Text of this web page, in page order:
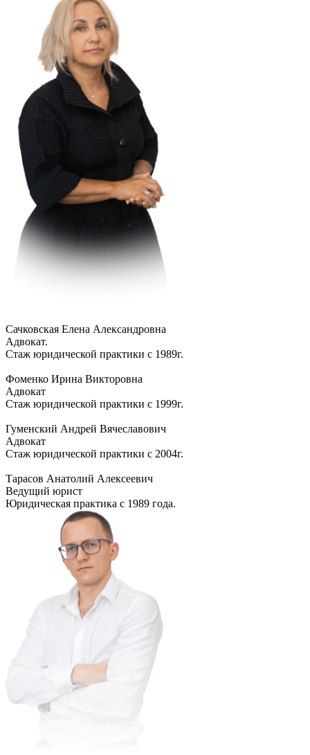
Сачковская Елена Александровна
Адвокат.
Стаж юридической практики с 1989г.
Фоменко Ирина Викторовна
Адвокат
Стаж юридической практики с 1999г.
Гуменский Андрей Вячеславович
Адвокат
Стаж юридической практики с 2004г.
Тарасов Анатолий Алексеевич
Ведущий юрист
Юридическая практика с 1989 года.